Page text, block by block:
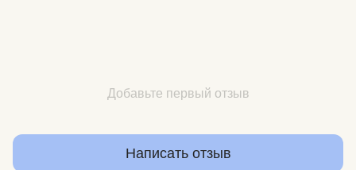
Добавьте первый отзыв
Написать отзыв